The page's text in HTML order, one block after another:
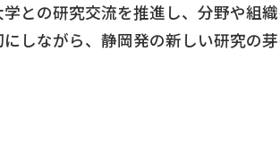
との研究交流を推進し、分野や組
しながら、静岡発の新しい研究の